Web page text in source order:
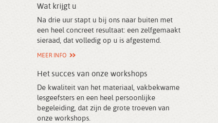
Wat krijgt u
Na drie uur stapt u bij ons naar buiten met
een heel concreet resultaat: een zelfgemaakt
sieraad, dat volledig op u is afgestemd.
MEER INFO
Het succes van onze workshops
De kwaliteit van het materiaal, vakbekwame
lesgeefsters en een heel persoonlijke
begeleiding, dat zijn de grote troeven van
onze workshops.